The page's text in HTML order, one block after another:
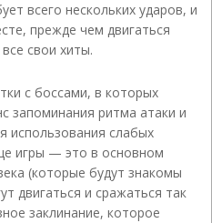
всего нескольких ударов, и
прежде чем двигаться
свои хиты.
с боссами, в которых
запоминания ритма атаки и
использования слабых
игры — это в основном
(которые будут знакомы
двигаться и сражаться так
заклинание, которое